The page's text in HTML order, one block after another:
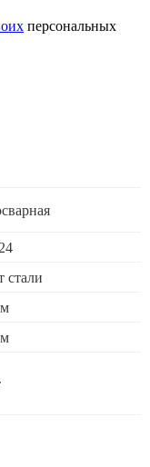
персональных
стали